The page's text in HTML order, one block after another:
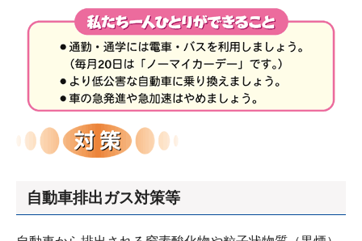
自動車排出ガス対策等